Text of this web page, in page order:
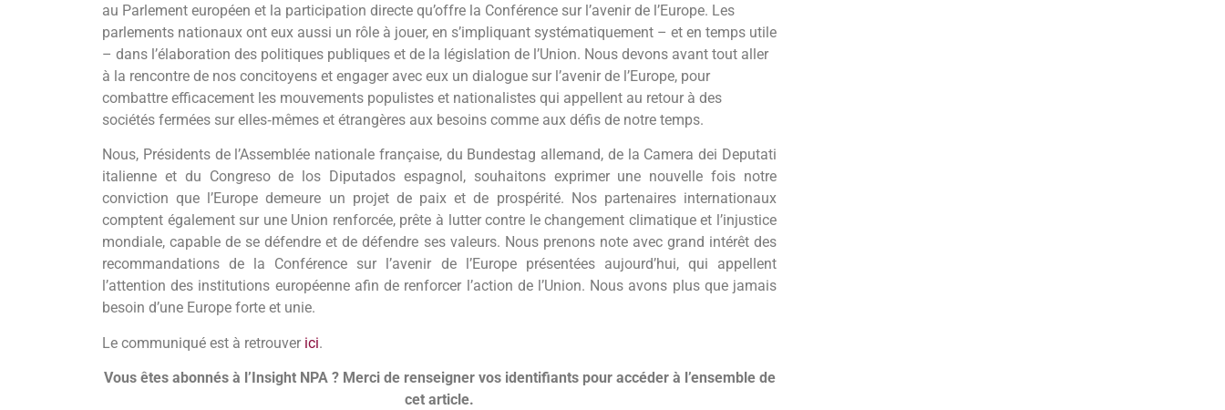
au Parlement européen et la participation directe qu’offre la Conférence sur l’avenir de l’Europe. Les
parlements nationaux ont eux aussi un rôle à jouer, en s’impliquant systématiquement – et en temps utile
– dans l’élaboration des politiques publiques et de la législation de l’Union. Nous devons avant tout aller
à la rencontre de nos concitoyens et engager avec eux un dialogue sur l’avenir de l’Europe, pour
combattre efficacement les mouvements populistes et nationalistes qui appellent au retour à des
sociétés fermées sur elles‐mêmes et étrangères aux besoins comme aux défis de notre temps.
Nous, Présidents de l’Assemblée nationale française, du Bundestag allemand, de la Camera dei Deputati
italienne et du Congreso de los Diputados espagnol, souhaitons exprimer une nouvelle fois notre
conviction que l’Europe demeure un projet de paix et de prospérité. Nos partenaires internationaux
comptent également sur une Union renforcée, prête à lutter contre le changement climatique et l’injustice
mondiale, capable de se défendre et de défendre ses valeurs. Nous prenons note avec grand intérêt des
recommandations de la Conférence sur l’avenir de l’Europe présentées aujourd’hui, qui appellent
l’attention des institutions européenne afin de renforcer l’action de l’Union. Nous avons plus que jamais
besoin d’une Europe forte et unie.
Le communiqué est à retrouver ici.
Vous êtes abonnés à l’Insight NPA ? Merci de renseigner vos identifiants pour accéder à l’ensemble de
cet article.